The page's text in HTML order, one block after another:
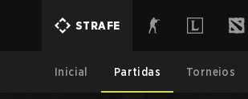
STRAFE
Inicial Partidas Torneios